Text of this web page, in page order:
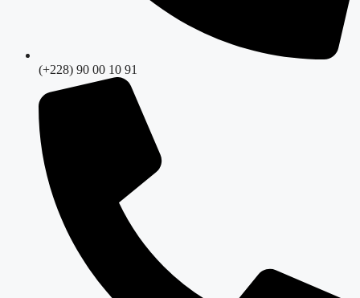
(+228) 90 00 10 91